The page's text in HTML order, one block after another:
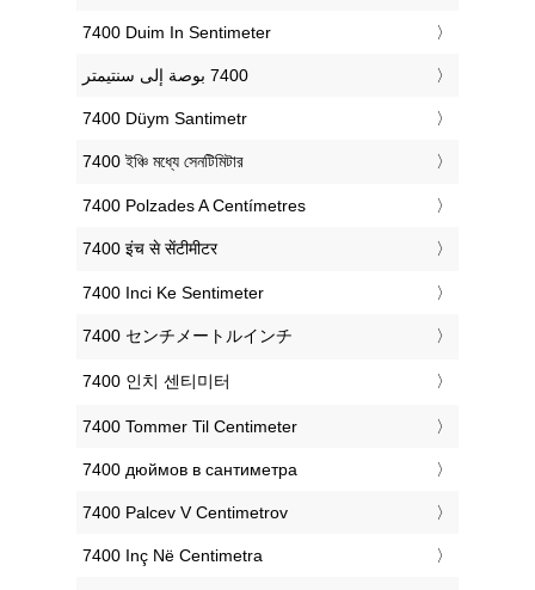
‎7400 Duim In Sentimeter
‎7400 Düym Santimetr
‎7400 ইঞ্চি মধ্যে সেনটিমিটার
‎7400 Polzades A Centímetres
‎7400 इंच से सेंटीमीटर
‎7400 Inci Ke Sentimeter
‎7400 センチメートルインチ
‎7400 인치 센티미터
‎7400 Tommer Til Centimeter
‎7400 дюймов в сантиметра
‎7400 Palcev V Centimetrov
‎7400 Inç Në Centimetra